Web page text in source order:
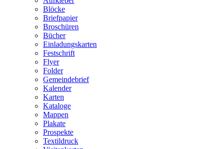
Blöcke
Briefpapier
Broschüren
Bücher
Einladungskarten
Festschrift
Flyer
Folder
Gemeindebrief
Kalender
Karten
Kataloge
Mappen
Plakate
Prospekte
Textildruck